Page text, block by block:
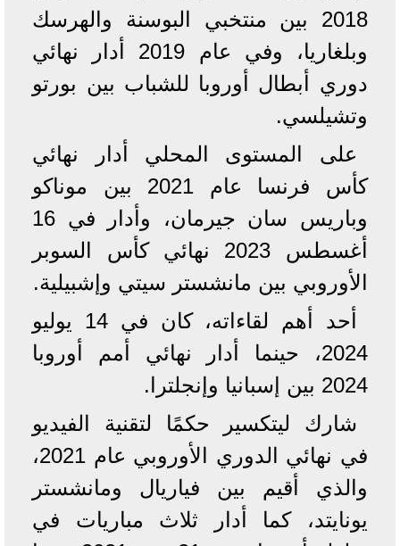
2018 بين منتخبي البوسنة والهرسك
وبلغاريا، وفي عام 2019 أدار نهائي
دوري أبطال أوروبا للشباب بين بورتو
وتشيلسي.
على المستوى المحلي أدار نهائي
كأس فرنسا عام 2021 بين موناكو
وباريس سان جيرمان، وأدار في 16
أغسطس 2023 نهائي كأس السوبر
الأوروبي بين مانشستر سيتي وإشبيلية.
أحد أهم لقاءاته، كان في 14 يوليو
2024، حينما أدار نهائي أمم أوروبا
2024 بين إسبانيا وإنجلترا.
شارك ليتكسير حكمًا لتقنية الفيديو
في نهائي الدوري الأوروبي عام 2021،
والذي أقيم بين فياريال ومانشستر
يونايتد، كما أدار ثلاث مباريات في